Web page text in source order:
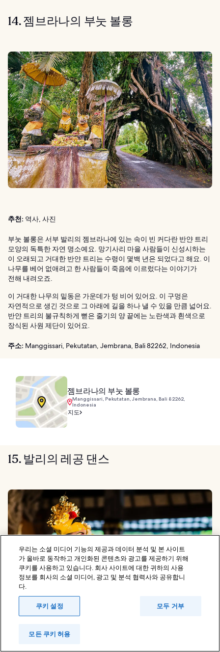
14. 젬브라나의 부눗 볼롱
추천: 역사, 사진
부눗 볼롱은 서부 발리의 젬브라나에 있는 속이 빈 커다란 반얀 트리
모양의 독특한 자연 명소예요. 망기사리 마을 사람들이 신성시하는
이 오래되고 거대한 반얀 트리는 수령이 몇백 년은 되었다고 해요. 이
나무를 베어 없애려고 한 사람들이 죽음에 이르렀다는 이야기가
전해 내려오죠.
이 거대한 나무의 밑동은 가운데가 텅 비어 있어요. 이 구멍은
자연적으로 생긴 것으로 그 아래에 길을 하나 낼 수 있을 만큼 넓어요.
반얀 트리의 불규칙하게 뻗은 줄기의 양 끝에는 노란색과 흰색으로
장식된 사원 제단이 있어요.
주소: Manggissari, Pekutatan, Jembrana, Bali 82262, Indonesia
젬브라나의 부눗 볼롱
Manggissari, Pekutatan, Jembrana, Bali 82262,
Indonesia
지도
15. 발리의 레공 댄스
사진 제공: Tiomax80(
우리는 소셜 미디어 기능의 제공과 데이터 분석 및 본 사이트
가 올바로 동작하고 개인화된 콘텐츠와 광고를 제공하기 위해
쿠키를 사용하고 있습니다. 회사 사이트에 대한 귀하의 사용
정보를 회사의 소셜 미디어, 광고 및 분석 협력사와 공유합니
다.
쿠키 설정 모두 거부
모든 쿠키 허용